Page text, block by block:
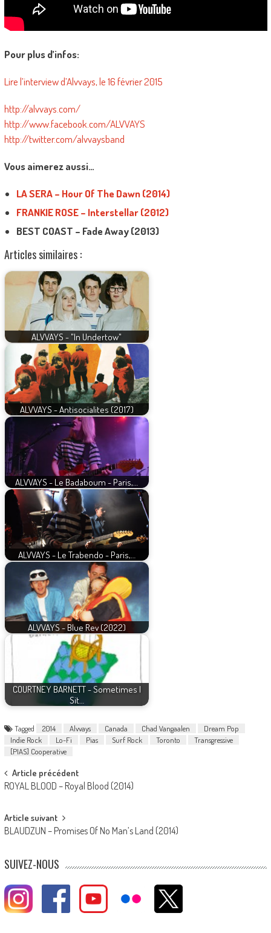
Pour plus d’infos:
Lire l’interview d’Alvvays, le 16 février 2015
http://alvvays.com/
http://www.facebook.com/ALVVAYS
http://twitter.com/alvvaysband
Vous aimerez aussi…
LA SERA – Hour Of The Dawn (2014)
FRANKIE ROSE – Interstellar (2012)
BEST COAST – Fade Away (2013)
Articles similaires :
ALVVAYS - "In Undertow"
ALVVAYS - Antisocialites (2017)
ALVVAYS - Le Badaboum - Paris,…
ALVVAYS - Le Trabendo - Paris,…
ALVVAYS - Blue Rev (2022)
COURTNEY BARNETT - Sometimes I
Sit…
Tagged 2014 Alvvays Canada Chad Vangaalen
Dream Pop
Indie Rock
Lo-Fi Pias Surf Rock Toronto
Transgressive
[PIAS] Cooperative
Post
navigation
Article précédent
ROYAL BLOOD – Royal Blood (2014)
Article suivant
BLAUDZUN – Promises Of No Man’s Land (2014)
SUIVEZ-NOUS